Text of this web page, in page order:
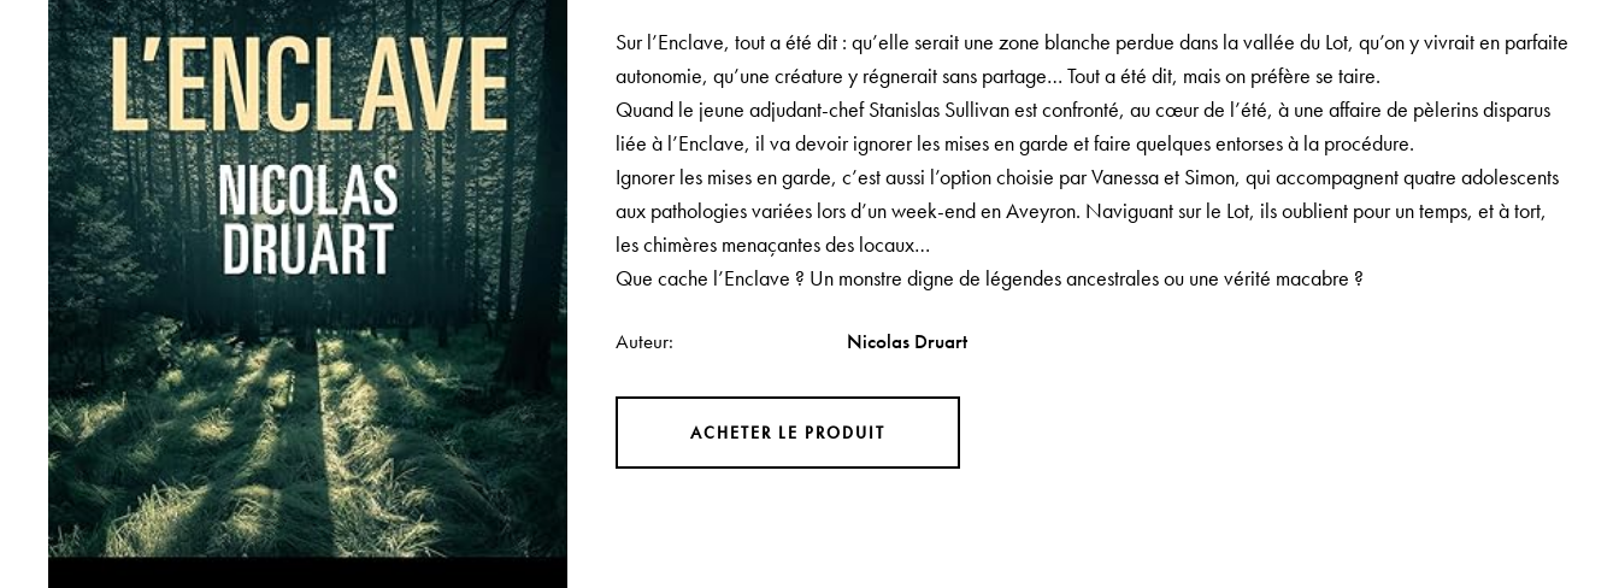
Sur l’Enclave, tout a été dit : qu’elle serait une zone blanche perdue dans la vallée du Lot, qu’on y vivrait en parfaite
autonomie, qu’une créature y régnerait sans partage… Tout a été dit, mais on préfère se taire.
Quand le jeune adjudant-chef Stanislas Sullivan est confronté, au cœur de l’été, à une affaire de pèlerins disparus
liée à l’Enclave, il va devoir ignorer les mises en garde et faire quelques entorses à la procédure.
Ignorer les mises en garde, c’est aussi l’option choisie par Vanessa et Simon, qui accompagnent quatre adolescents
aux pathologies variées lors d’un week-end en Aveyron. Naviguant sur le Lot, ils oublient pour un temps, et à tort,
les chimères menaçantes des locaux…
Que cache l’Enclave ? Un monstre digne de légendes ancestrales ou une vérité macabre ?
Auteur Nicolas Druart
ACHETER LE PRODUIT